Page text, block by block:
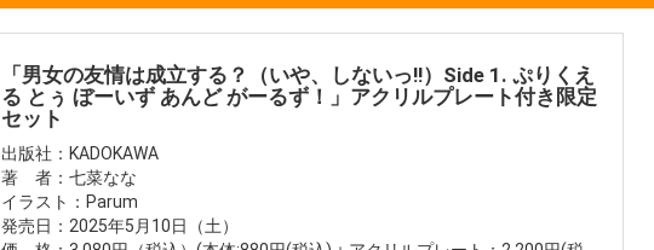
「男女の友情は成立する？（いや、しないっ!!）Side 1. ぷりくえ
る とぅ ぼーいず あんど がーるず！」アクリルプレート付き限定
セット
出版社：KADOKAWA
著 者：七菜なな
イラスト：Parum
発売日：2025年5月10日（土）